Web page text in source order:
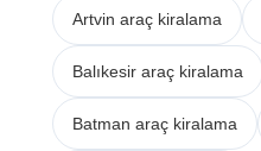
Artvin araç kiralama
Balıkesir araç kiralama
Batman araç kiralama